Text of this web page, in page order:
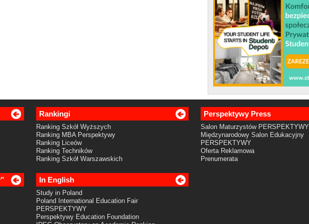
Rankingi
Ranking Szkół Wyższych
Ranking MBA Perspektywy
Ranking Liceów
Ranking Techników
Ranking Szkół Warszawskich
Perspektywy Press
Salon Maturzystów PERSPEKTYWY
Międzynarodowy Salon Edukacyjny
PERSPEKTYWY
Oferta Reklamowa
Prenumerata
In English
Study in Poland
Poland International Education Fair
PERSPEKTYWY
Perspektywy Education Foundation